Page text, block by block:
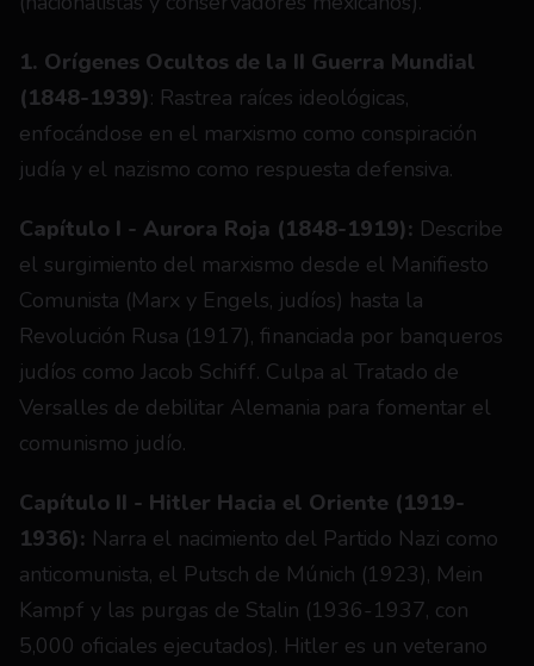
1. Orígenes Ocultos de la II Guerra Mundial
(1848-1939): Rastrea raíces ideológicas,
enfocándose en el marxismo como conspiración
judía y el nazismo como respuesta defensiva.
Capítulo I - Aurora Roja (1848-1919): Describe
el surgimiento del marxismo desde el Manifiesto
Comunista (Marx y Engels, judíos) hasta la
Revolución Rusa (1917), financiada por banqueros
judíos como Jacob Schiff. Culpa al Tratado de
Versalles de debilitar Alemania para fomentar el
comunismo judío.
Capítulo II - Hitler Hacia el Oriente (1919-
1936): Narra el nacimiento del Partido Nazi como
anticomunista, el Putsch de Múnich (1923), Mein
Kampf y las purgas de Stalin (1936-1937, con
5,000 oficiales ejecutados). Hitler es un veterano